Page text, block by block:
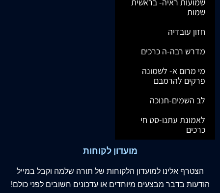
שמועות ראיה- בראשית
שמות
חזון עובדיה
מדרש רבה-ה כרכים
מי מרום א- לשמונה
פרקים להרמבם
לב השמים-חנוכה
לאמונת עתנו-סט חי
כרכים
מועדון לקוחות
הצטרף אלינו למועדון הלקוחות של תורה שלמה וקבל במייל
הודעות בדבר מבצעים מיוחדים או עדכונים חשובים לפני כולם!